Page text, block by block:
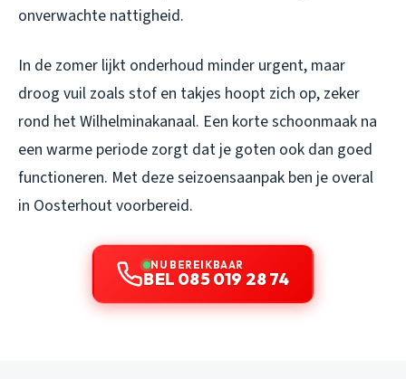
onverwachte nattigheid.
In de zomer lijkt onderhoud minder urgent, maar
droog vuil zoals stof en takjes hoopt zich op, zeker
rond het Wilhelminakanaal. Een korte schoonmaak na
een warme periode zorgt dat je goten ook dan goed
functioneren. Met deze seizoensaanpak ben je overal
in Oosterhout voorbereid.
NU BEREIKBAAR
BEL 085 019 28 74